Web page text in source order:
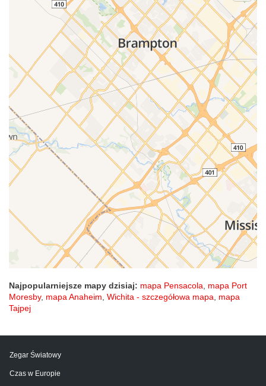
Najpopularniejsze mapy dzisiaj: mapa Pensacola, mapa Port
Moresby, mapa Anaheim, Wichita - szczegółowa mapa, mapa
Tajpej
Zegar Światowy
Czas w Europie